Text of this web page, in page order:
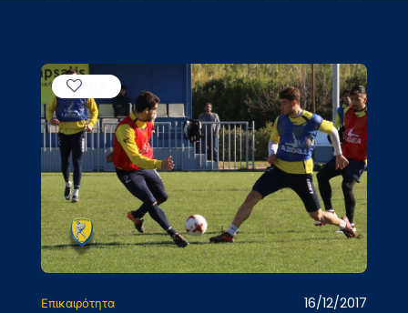
Επικαιρότητα 16/12/2017